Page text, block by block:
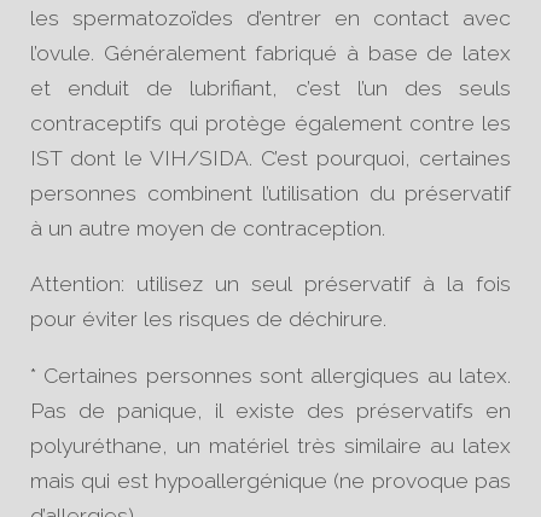
les spermatozoïdes d’entrer en contact avec
l’ovule. Généralement fabriqué à base de latex
et enduit de lubrifiant, c’est l’un des seuls
contraceptifs qui protège également contre les
IST dont le VIH/SIDA. C’est pourquoi, certaines
personnes combinent l’utilisation du préservatif
à un autre moyen de contraception.
Attention: utilisez un seul préservatif à la fois
pour éviter les risques de déchirure.
* Certaines personnes sont allergiques au latex.
Pas de panique, il existe des préservatifs en
polyuréthane, un matériel très similaire au latex
mais qui est hypoallergénique (ne provoque pas